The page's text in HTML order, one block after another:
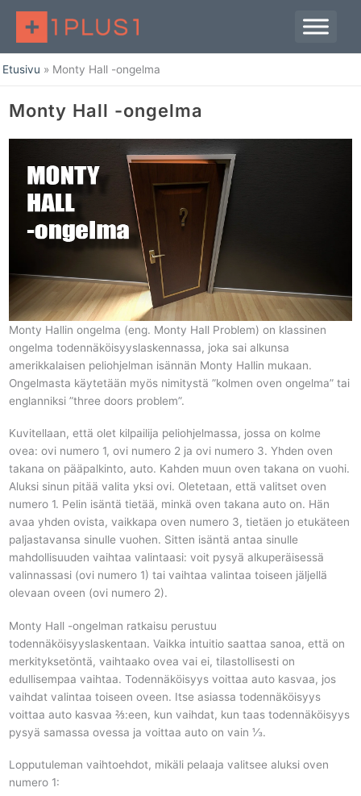
sisältöön
Etusivu Monty Hall -ongelma
Monty Hall -ongelma
Monty Hallin ongelma (eng. Monty Hall Problem) on klassinen
ongelma todennäköisyyslaskennassa, joka sai alkunsa
amerikkalaisen peliohjelman isännän Monty Hallin mukaan.
Ongelmasta käytetään myös nimitystä ”kolmen oven ongelma” tai
englanniksi ”three doors problem”.
Kuvitellaan, että olet kilpailija peliohjelmassa, jossa on kolme
ovea: ovi numero 1, ovi numero 2 ja ovi numero 3. Yhden oven
takana on pääpalkinto, auto. Kahden muun oven takana on vuohi.
Aluksi sinun pitää valita yksi ovi. Oletetaan, että valitset oven
numero 1. Pelin isäntä tietää, minkä oven takana auto on. Hän
avaa yhden ovista, vaikkapa oven numero 3, tietäen jo etukäteen
paljastavansa sinulle vuohen. Sitten isäntä antaa sinulle
mahdollisuuden vaihtaa valintaasi: voit pysyä alkuperäisessä
valinnassasi (ovi numero 1) tai vaihtaa valintaa toiseen jäljellä
olevaan oveen (ovi numero 2).
Monty Hall -ongelman ratkaisu perustuu
todennäköisyyslaskentaan. Vaikka intuitio saattaa sanoa, että on
merkityksetöntä, vaihtaako ovea vai ei, tilastollisesti on
edullisempaa vaihtaa. Todennäköisyys voittaa auto kasvaa, jos
vaihdat valintaa toiseen oveen. Itse asiassa todennäköisyys
voittaa auto kasvaa ⅔:een, kun vaihdat, kun taas todennäköisyys
pysyä samassa ovessa ja voittaa auto on vain ⅓.
Lopputuleman vaihtoehdot, mikäli pelaaja valitsee aluksi oven
numero 1: